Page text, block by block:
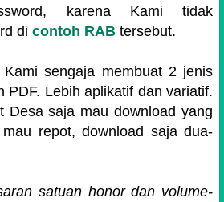
karena Kami tidak
di contoh RAB tersebut.
sengaja membuat 2 jenis
PDF. Lebih aplikatif dan variatif.
Desa saja mau download yang
repot, download saja dua-
satuan honor dan volume-